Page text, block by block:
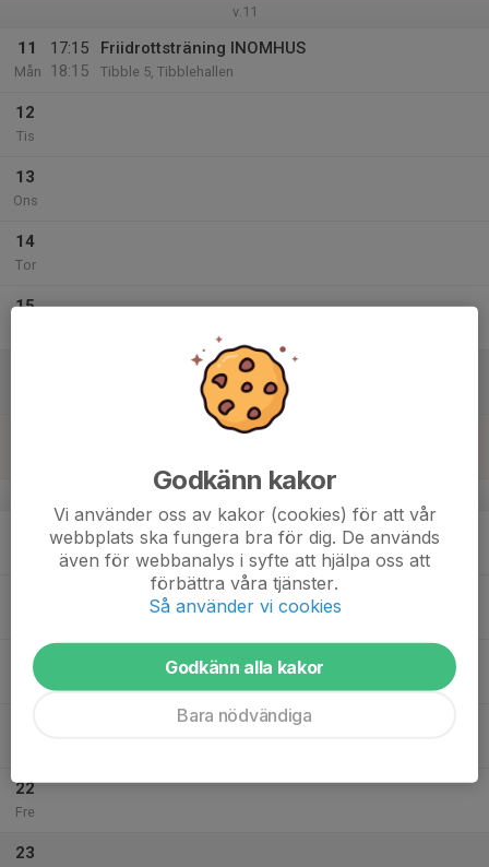
v.11
11
Mån
17:15
18:15
Friidrottsträning INOMHUS
Tibble 5, Tibblehallen
12
Tis
13
Ons
14
Tor
15
Tävling: Lilla Hammarbyspelen
v.12
17:15
18:15
Friidrottsträning INOMHUS
Tibble 5, Tibblehallen
20
Ons
22
Fre
23
Godkänn kakor
Vi använder oss av kakor (cookies) för att vår
webbplats ska fungera bra för dig. De används
även för webbanalys i syfte att hjälpa oss att
förbättra våra tjänster.
Så använder vi cookies
Godkänn alla kakor
Bara nödvändiga